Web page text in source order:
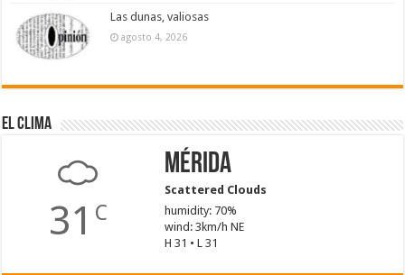
Las dunas, valiosas
agosto 4, 2026
El Clima
31 C
Mérida
Scattered Clouds
humidity: 70%
wind: 3km/h NE
H 31 • L 31